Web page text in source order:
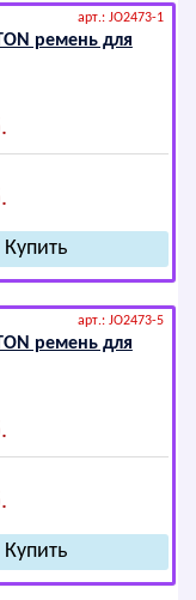
арт.: JO2473-1
ремень для
арт.: JO2473-5
ремень для